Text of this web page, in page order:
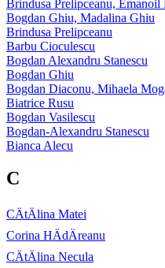
Brindusa Prelipceanu, Emanoil
Bogdan Ghiu, Madalina Ghiu
Brindusa Prelipceanu
Barbu Cioculescu
Bogdan Alexandru Stanescu
Bogdan Ghiu
Bogdan Diaconu, Mihaela
Biatrice Rusu
Bogdan Vasilescu
Bogdan-Alexandru Stanescu
Bianca Alecu
C
CÄtÄlina Matei
Corina HÄdÄreanu
CÄtÄlina Necula